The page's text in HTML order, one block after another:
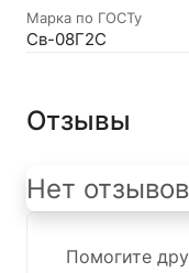
Марка по ГОСТу
Св-08Г2С
Отзывы
Помогите
Нет отзывов